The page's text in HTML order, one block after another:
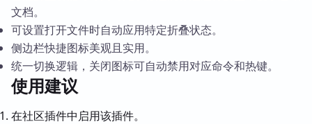
文档。
可设置打开文件时自动应用特定折叠状态。
侧边栏快捷图标美观且实用。
统一切换逻辑，关闭图标可自动禁用对应命令和热键。
使用建议
在社区插件中启用该插件。